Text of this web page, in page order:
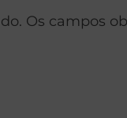
Os campos